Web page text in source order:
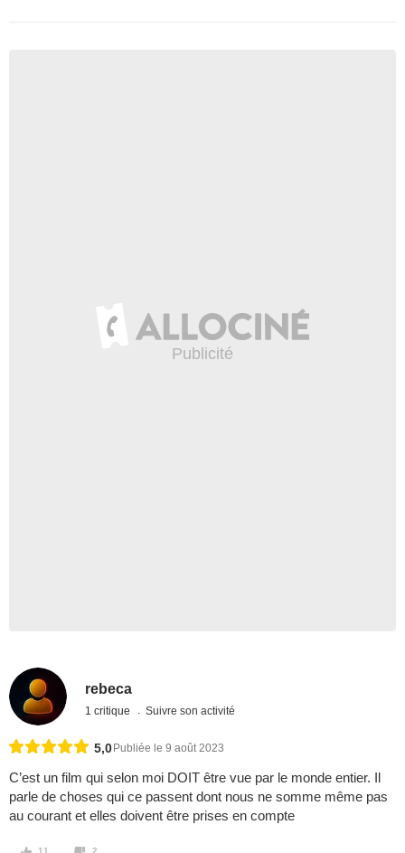
rebeca
1 critique Suivre son activité
5,0 Publiée le 9 août 2023
C’est un film qui selon moi DOIT être vue par le monde entier. Il
parle de choses qui ce passent dont nous ne somme même pas
au courant et elles doivent être prises en compte